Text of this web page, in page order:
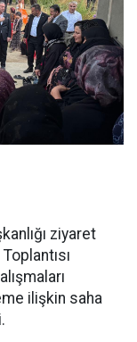
ziyaret
ilişkin saha